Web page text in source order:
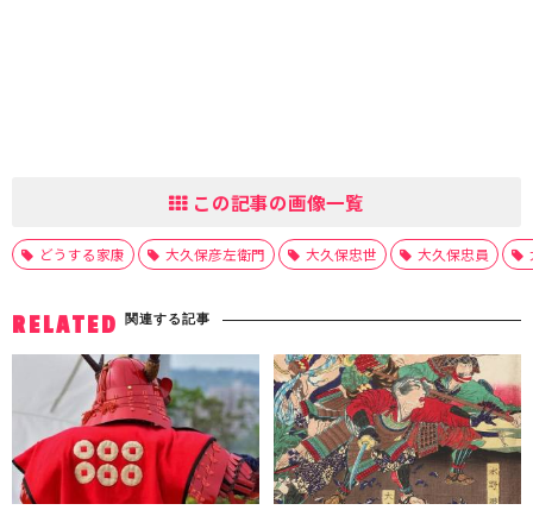
この記事の画像一覧
どうする家康 大久保彦左衛門 大久保忠世 大久保忠員
RELATED 関連する記事